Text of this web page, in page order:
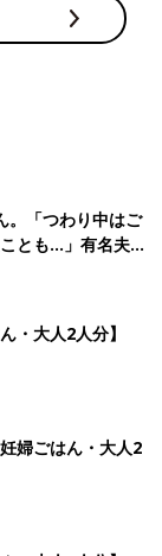
。「つわり中はご
とも…」有名夫婦
にしたことと
・大人2人分】
婦ごはん・大人2